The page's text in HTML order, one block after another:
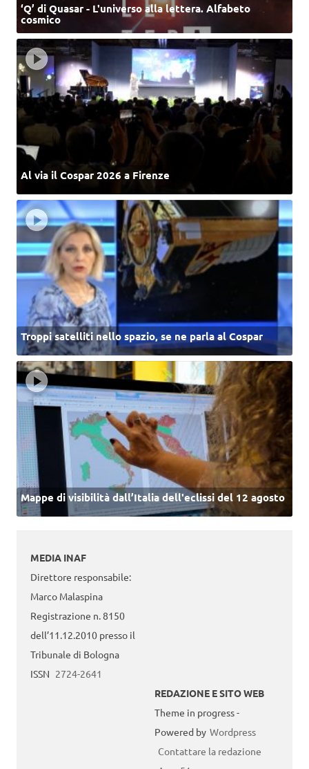
‘Q’ di Quasar - L'universo alla lettera. Alfabeto
cosmico
Al via il Cospar 2026 a Firenze
Troppi satelliti nello spazio, se ne parla al Cospar
Mappe di visibilità dall’Italia dell'eclissi del 12 agosto
MEDIA INAF
Direttore responsabile:
Marco Malaspina
Registrazione n. 8150
dell’11.12.2010 presso il
Tribunale di Bologna
ISSN 2724-2641
REDAZIONE E SITO WEB
Theme in progress -
Powered by Wordpress
Contattare la redazione